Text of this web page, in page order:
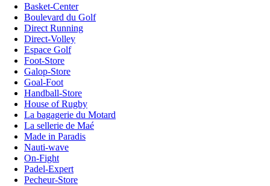
Basket-Center
Boulevard du Golf
Direct Running
Direct-Volley
Espace Golf
Foot-Store
Galop-Store
Goal-Foot
Handball-Store
House of Rugby
La bagagerie du Motard
La sellerie de Maé
Made in Paradis
Nauti-wave
On-Fight
Padel-Expert
Pecheur-Store